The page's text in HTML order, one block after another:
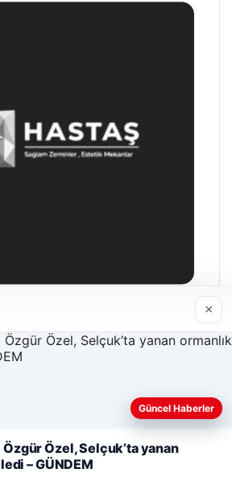
Haberler
daha iyi anlayabilmek,
×
Güncel Haberler
Özgür Özel, Selçuk’ta yanan
– GÜNDEM